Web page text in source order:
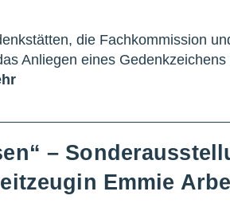
die Fachkommission
Anliegen eines
–
Emmie